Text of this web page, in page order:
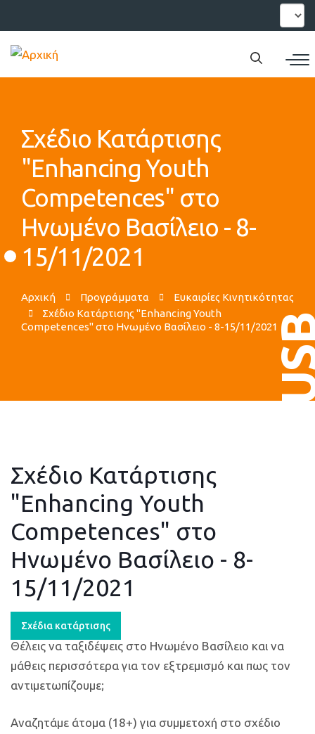
προς
το
Select
Σχέδιο Κατάρτισης
"Enhancing Youth
Competences" στο
Ηνωμένο Βασίλειο - 8-
15/11/2021
Αρχική Προγράμματα
Ευκαιρίες Κινητικότητας
Σχέδιο Κατάρτισης "Enhancing Youth
Competences" στο Ηνωμένο Βασίλειο - 8-15/11/2021
Σχέδιο Κατάρτισης
"Enhancing Youth
Competences" στο
Ηνωμένο Βασίλειο - 8-
15/11/2021
Σχέδια κατάρτισης
Θέλεις να ταξιδέψεις στο Ηνωμένο Βασίλειο και να
μάθεις περισσότερα για τον εξτρεμισμό και πως τον
αντιμετωπίζουμε;
Αναζητάμε άτομα (18+) για συμμετοχή στο σχέδιο